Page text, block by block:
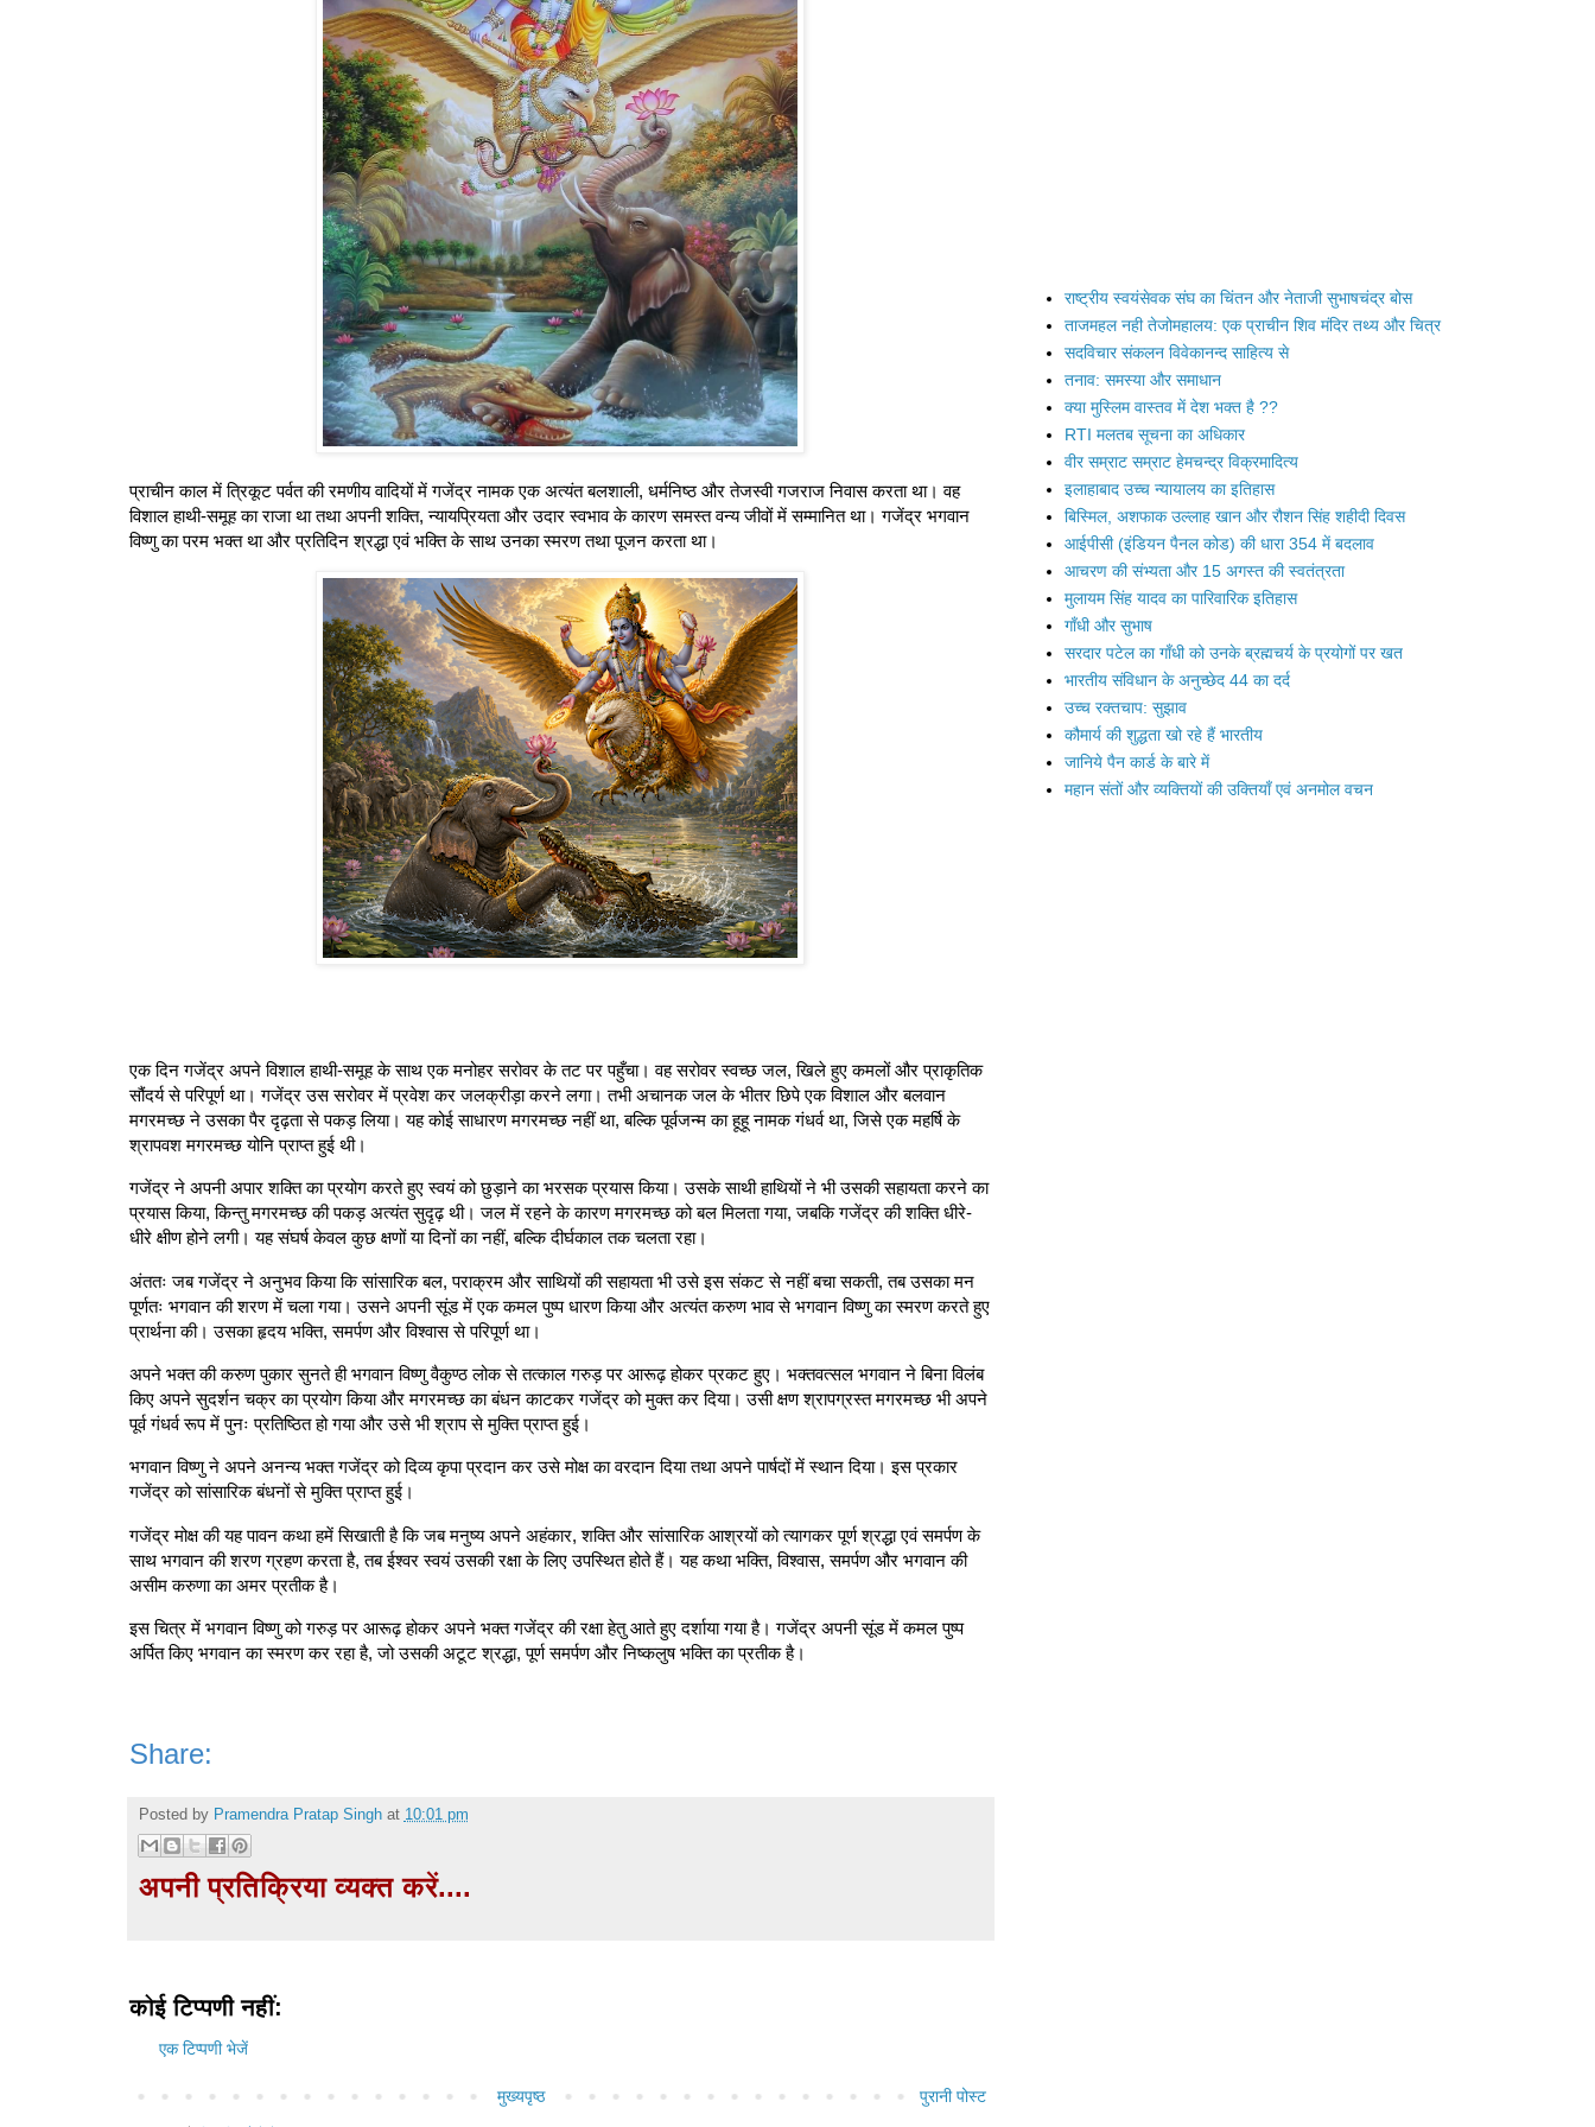
प्राचीन काल में त्रिकूट पर्वत की रमणीय वादियों में गजेंद्र नामक एक अत्यंत बलशाली, धर्मनिष्ठ और तेजस्वी गजराज निवास करता था। वह
विशाल हाथी-समूह का राजा था तथा अपनी शक्ति, न्यायप्रियता और उदार स्वभाव के कारण समस्त वन्य जीवों में सम्मानित था। गजेंद्र भगवान
विष्णु का परम भक्त था और प्रतिदिन श्रद्धा एवं भक्ति के साथ उनका स्मरण तथा पूजन करता था।
एक दिन गजेंद्र अपने विशाल हाथी-समूह के साथ एक मनोहर सरोवर के तट पर पहुँचा। वह सरोवर स्वच्छ जल, खिले हुए कमलों और प्राकृतिक
सौंदर्य से परिपूर्ण था। गजेंद्र उस सरोवर में प्रवेश कर जलक्रीड़ा करने लगा। तभी अचानक जल के भीतर छिपे एक विशाल और बलवान
मगरमच्छ ने उसका पैर दृढ़ता से पकड़ लिया। यह कोई साधारण मगरमच्छ नहीं था, बल्कि पूर्वजन्म का हूहू नामक गंधर्व था, जिसे एक महर्षि के
श्रापवश मगरमच्छ योनि प्राप्त हुई थी।
गजेंद्र ने अपनी अपार शक्ति का प्रयोग करते हुए स्वयं को छुड़ाने का भरसक प्रयास किया। उसके साथी हाथियों ने भी उसकी सहायता करने का
प्रयास किया, किन्तु मगरमच्छ की पकड़ अत्यंत सुदृढ़ थी। जल में रहने के कारण मगरमच्छ को बल मिलता गया, जबकि गजेंद्र की शक्ति धीरे-
धीरे क्षीण होने लगी। यह संघर्ष केवल कुछ क्षणों या दिनों का नहीं, बल्कि दीर्घकाल तक चलता रहा।
अंततः जब गजेंद्र ने अनुभव किया कि सांसारिक बल, पराक्रम और साथियों की सहायता भी उसे इस संकट से नहीं बचा सकती, तब उसका मन
पूर्णतः भगवान की शरण में चला गया। उसने अपनी सूंड में एक कमल पुष्प धारण किया और अत्यंत करुण भाव से भगवान विष्णु का स्मरण करते हुए
प्रार्थना की। उसका हृदय भक्ति, समर्पण और विश्वास से परिपूर्ण था।
अपने भक्त की करुण पुकार सुनते ही भगवान विष्णु वैकुण्ठ लोक से तत्काल गरुड़ पर आरूढ़ होकर प्रकट हुए। भक्तवत्सल भगवान ने बिना विलंब
किए अपने सुदर्शन चक्र का प्रयोग किया और मगरमच्छ का बंधन काटकर गजेंद्र को मुक्त कर दिया। उसी क्षण श्रापग्रस्त मगरमच्छ भी अपने
पूर्व गंधर्व रूप में पुनः प्रतिष्ठित हो गया और उसे भी श्राप से मुक्ति प्राप्त हुई।
भगवान विष्णु ने अपने अनन्य भक्त गजेंद्र को दिव्य कृपा प्रदान कर उसे मोक्ष का वरदान दिया तथा अपने पार्षदों में स्थान दिया। इस प्रकार
गजेंद्र को सांसारिक बंधनों से मुक्ति प्राप्त हुई।
गजेंद्र मोक्ष की यह पावन कथा हमें सिखाती है कि जब मनुष्य अपने अहंकार, शक्ति और सांसारिक आश्रयों को त्यागकर पूर्ण श्रद्धा एवं समर्पण के
साथ भगवान की शरण ग्रहण करता है, तब ईश्वर स्वयं उसकी रक्षा के लिए उपस्थित होते हैं। यह कथा भक्ति, विश्वास, समर्पण और भगवान की
असीम करुणा का अमर प्रतीक है।
इस चित्र में भगवान विष्णु को गरुड़ पर आरूढ़ होकर अपने भक्त गजेंद्र की रक्षा हेतु आते हुए दर्शाया गया है। गजेंद्र अपनी सूंड में कमल पुष्प
अर्पित किए भगवान का स्मरण कर रहा है, जो उसकी अटूट श्रद्धा, पूर्ण समर्पण और निष्कलुष भक्ति का प्रतीक है।
Share:
Posted by Pramendra Pratap Singh at 10:01 pm
अपनी प्रतिक्रिया व्यक्त करें....
कोई टिप्पणी नहीं:
एक टिप्पणी भेजें
पुरानी पोस्ट
मुख्यपृष्ठ
राष्ट्रीय स्वयंसेवक संघ का चिंतन और नेताजी सुभाषचंद्र बोस
ताजमहल नही तेजोमहालय: एक प्राचीन शिव मंदिर तथ्य और चित्र
सदविचार संकलन विवेकानन्द साहित्य से
तनाव: समस्या और समाधान
क्या मुस्लिम वास्तव में देश भक्त है ??
RTI मलतब सूचना का अधिकार
वीर सम्राट सम्राट हेमचन्द्र विक्रमादित्य
इलाहाबाद उच्च न्यायालय का इतिहास
बिस्मिल, अशफाक उल्लाह खान और रौशन सिंह शहीदी दिवस
आईपीसी (इंडियन पैनल कोड) की धारा 354 में बदलाव
आचरण की संभ्यता और 15 अगस्त की स्वतंत्रता
मुलायम सिंह यादव का पारिवारिक इतिहास
गाँधी और सुभाष
सरदार पटेल का गाँधी को उनके ब्रह्मचर्य के प्रयोगों पर खत
भारतीय संविधान के अनुच्छेद 44 का दर्द
उच्च रक्तचाप: सुझाव
कौमार्य की शुद्धता खो रहे हैं भारतीय
जानिये पैन कार्ड के बारे में
महान संतों और व्यक्तियों की उक्तियाँ एवं अनमोल वचन